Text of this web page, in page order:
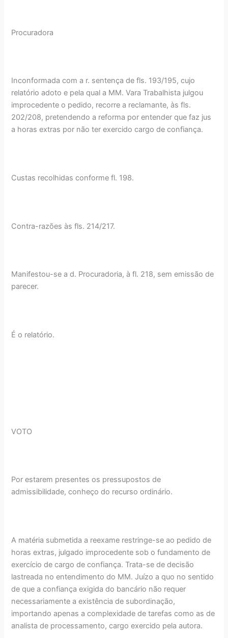
Procuradora
Inconformada com a r. sentença de fls. 193/195, cujo
relatório adoto e pela qual a MM. Vara Trabalhista julgou
improcedente o pedido, recorre a reclamante, às fls.
202/208, pretendendo a reforma por entender que faz jus
a horas extras por não ter exercido cargo de confiança.
Custas recolhidas conforme fl. 198.
Contra-razões às fls. 214/217.
Manifestou-se a d. Procuradoria, à fl. 218, sem emissão de
parecer.
É o relatório.
VOTO
Por estarem presentes os pressupostos de
admissibilidade, conheço do recurso ordinário.
A matéria submetida a reexame restringe-se ao pedido de
horas extras, julgado improcedente sob o fundamento de
exercício de cargo de confiança. Trata-se de decisão
lastreada no entendimento do MM. Juízo a quo no sentido
de que a confiança exigida do bancário não requer
necessariamente a existência de subordinação,
importando apenas a complexidade de tarefas como as de
analista de processamento, cargo exercido pela autora.